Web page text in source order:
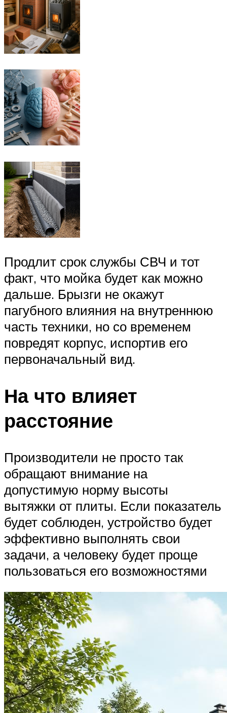
Продлит срок службы СВЧ и тот
факт, что мойка будет как можно
дальше. Брызги не окажут
пагубного влияния на внутреннюю
часть техники, но со временем
повредят корпус, испортив его
первоначальный вид.
На что влияет
расстояние
Производители не просто так
обращают внимание на
допустимую норму высоты
вытяжки от плиты. Если показатель
будет соблюден, устройство будет
эффективно выполнять свои
задачи, а человеку будет проще
пользоваться его возможностями